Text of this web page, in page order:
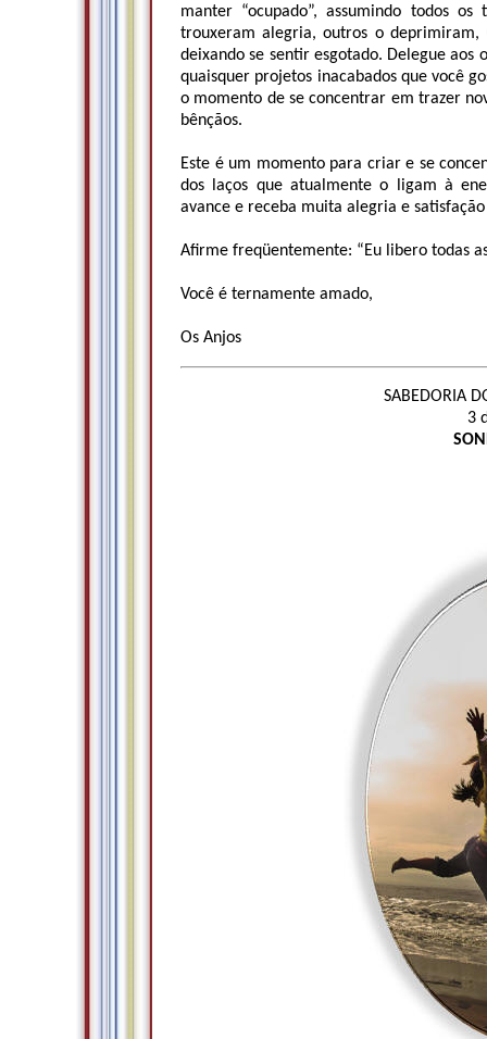
manter “ocupado”, assumindo todos
trouxeram alegria, outros o deprimiram,
deixando se sentir esgotado. Delegue aos
quaisquer projetos inacabados que você
o momento de se concentrar em trazer
bênçãos.
Este é um momento para criar e se
dos laços que atualmente o ligam à
avance e receba muita alegria e
Afirme freqüentemente: “Eu libero todas
Você é ternamente amado,
Os Anjos
SABEDORIA
3